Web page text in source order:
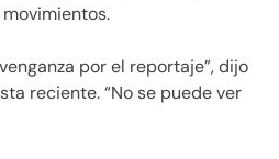
por el reportaje”, dijo
reciente. “No se puede ver